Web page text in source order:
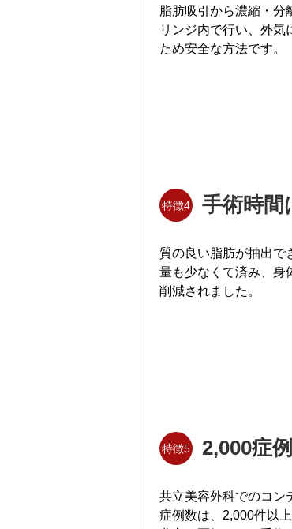
脂肪吸引から濃縮・分
リンジ内で行い、外気
ため安全な方法です。
特徴4 手術時間
質の良い脂肪が抽出で
量も少なくて済み、身
削減されました。
特徴5 2,000症
共立美容外科でのコン
症例数は、2,000件以